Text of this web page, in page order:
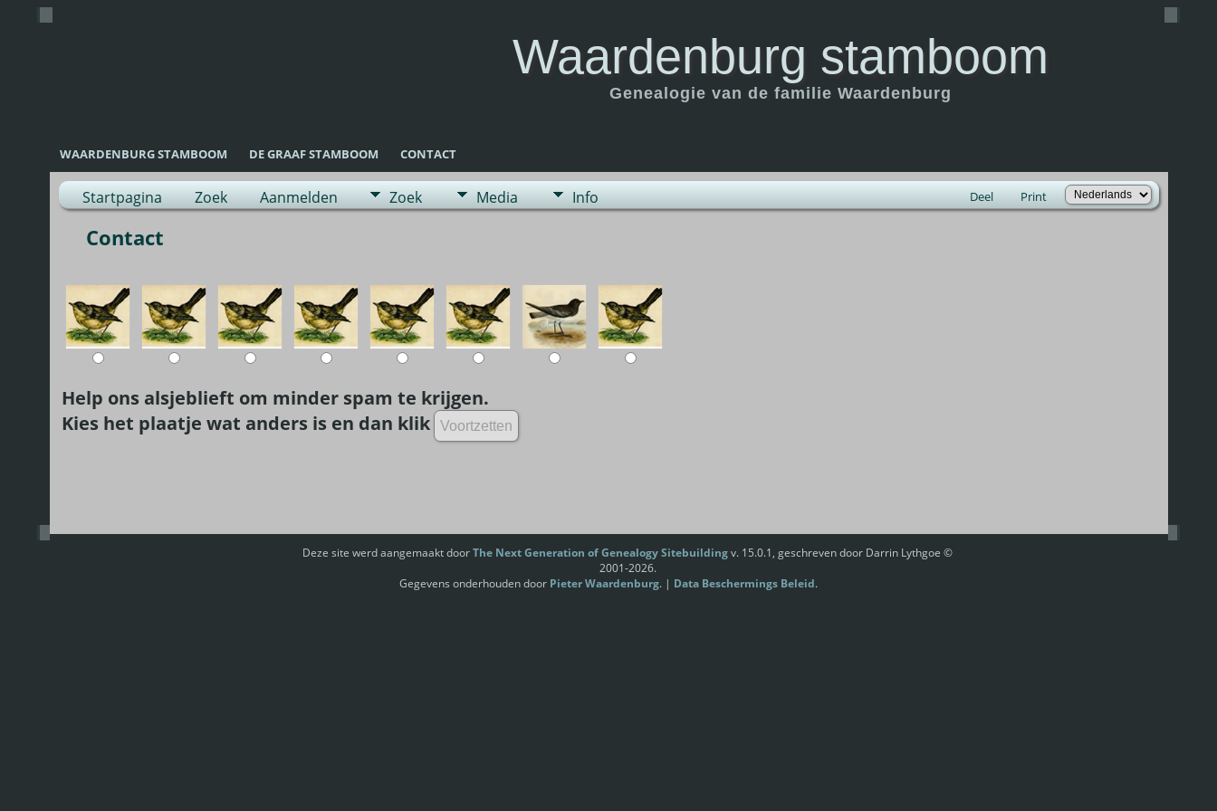
Waardenburg stamboom
Genealogie van de familie Waardenburg
WAARDENBURG STAMBOOM DE GRAAF STAMBOOM CONTACT
Startpagina Zoek Aanmelden Zoek Media Info Deel Print
Contact
Help ons alsjeblieft om minder spam te krijgen.
Kies het plaatje wat anders is en dan klik
Deze site werd aangemaakt doorThe Next Generation of Genealogy Sitebuildingv. 15.0.1, geschreven door Darrin Lythgoe ©
2001-2026.
Gegevens onderhouden door Pieter Waardenburg. | Data Beschermings Beleid.